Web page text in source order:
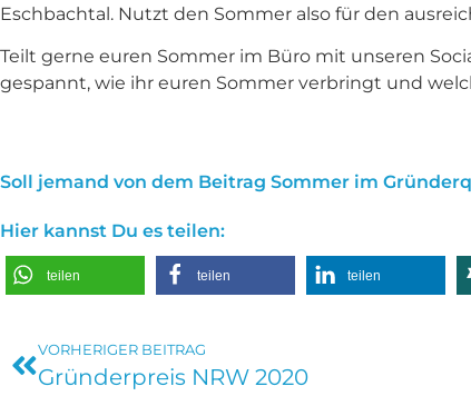
Eschbachtal. Nutzt den Sommer also für den
Teilt gerne euren Sommer im Büro mit unseren
gespannt, wie ihr euren Sommer verbringt und
Soll jemand von dem Beitrag Sommer im
Hier kannst Du es teilen:
teilen teilen teilen
VORHERIGER BEITRAG
Gründerpreis NRW 2020